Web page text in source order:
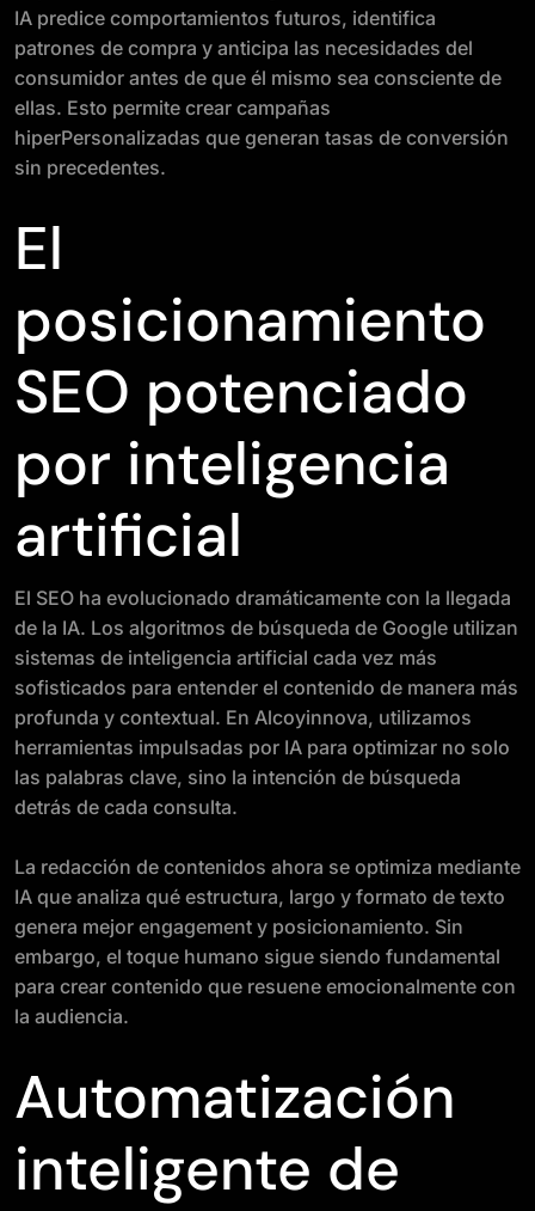
IA predice comportamientos futuros, identifica
patrones de compra y anticipa las necesidades del
consumidor antes de que él mismo sea consciente de
ellas. Esto permite crear campañas
hiperPersonalizadas que generan tasas de conversión
sin precedentes.
El
posicionamiento
SEO potenciado
por inteligencia
artificial
El SEO ha evolucionado dramáticamente con la llegada
de la IA. Los algoritmos de búsqueda de Google utilizan
sistemas de inteligencia artificial cada vez más
sofisticados para entender el contenido de manera más
profunda y contextual. En Alcoyinnova, utilizamos
herramientas impulsadas por IA para optimizar no solo
las palabras clave, sino la intención de búsqueda
detrás de cada consulta.
La redacción de contenidos ahora se optimiza mediante
IA que analiza qué estructura, largo y formato de texto
genera mejor engagement y posicionamiento. Sin
embargo, el toque humano sigue siendo fundamental
para crear contenido que resuene emocionalmente con
la audiencia.
Automatización
inteligente de